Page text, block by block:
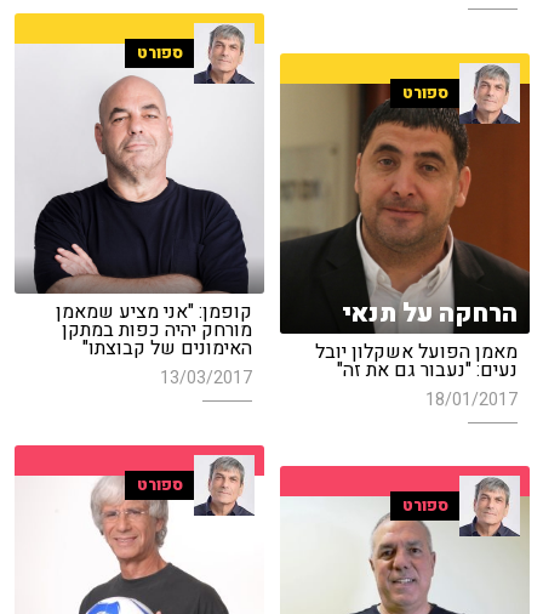
ספורט
קופמן: "אני מציע שמאמן
מורחק יהיה כפות במתקן
האימונים של קבוצתו"
13/03/2017
ספורט
הרחקה על תנאי
מאמן הפועל אשקלון יובל
נעים: "נעבור גם את זה"
18/01/2017
ספורט
ספורט